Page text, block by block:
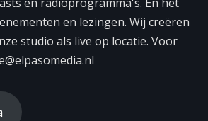
en lezingen. Wij creëren
studio als live op locatie. Voor